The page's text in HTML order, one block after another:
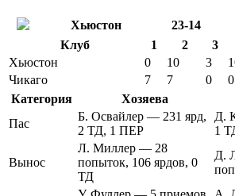
Хьюстон 23-14
Клуб
1 2 3
Хьюстон
0 10 3
Чикаго
7 7 0 0
Категория
Хозяева
Пас
Б. Освайлер — 231 ярд,
2 ТД, 1 ПЕР
Д.
1
Вынос
Л. Миллер — 28
попыток, 106 ярдов, 0
ТД
Д.